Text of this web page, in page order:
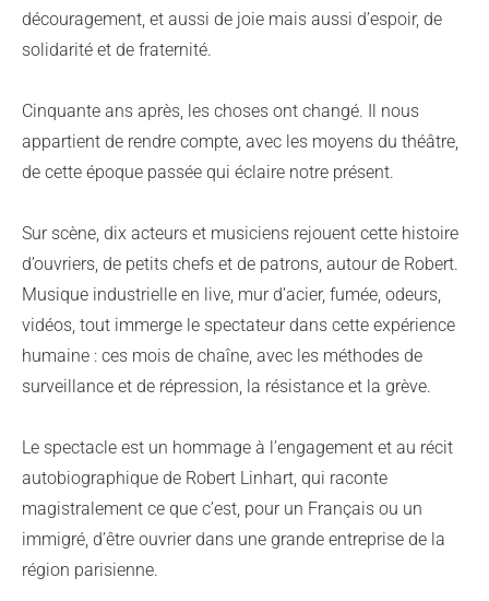
découragement, et aussi de joie mais aussi d’espoir, de
solidarité et de fraternité.
Cinquante ans après, les choses ont changé. Il nous
appartient de rendre compte, avec les moyens du théâtre,
de cette époque passée qui éclaire notre présent.
Sur scène, dix acteurs et musiciens rejouent cette histoire
d’ouvriers, de petits chefs et de patrons, autour de Robert.
Musique industrielle en live, mur d’acier, fumée, odeurs,
vidéos, tout immerge le spectateur dans cette expérience
humaine : ces mois de chaîne, avec les méthodes de
surveillance et de répression, la résistance et la grève.
Le spectacle est un hommage à l’engagement et au récit
autobiographique de Robert Linhart, qui raconte
magistralement ce que c’est, pour un Français ou un
immigré, d’être ouvrier dans une grande entreprise de la
région parisienne.